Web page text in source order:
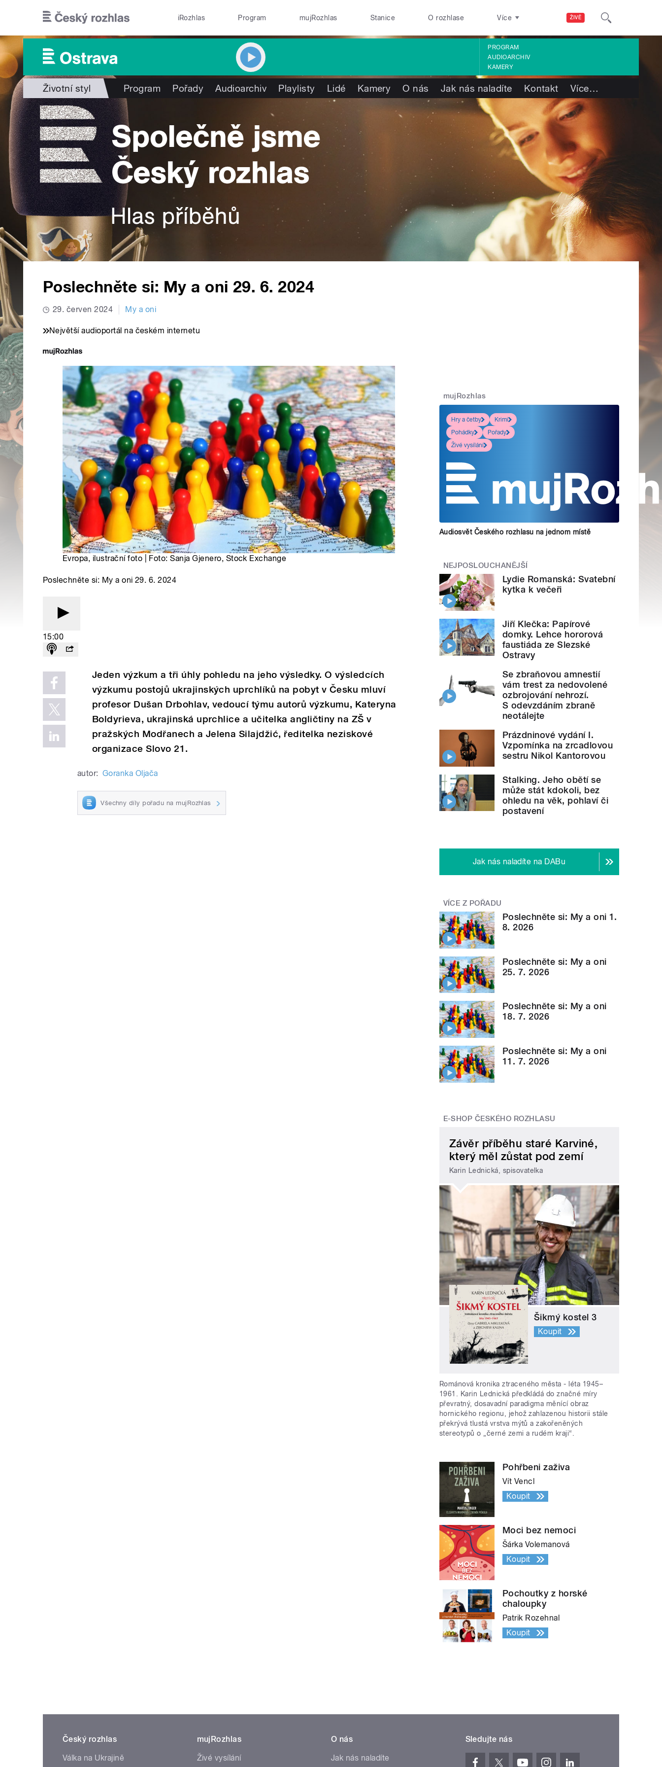
ŽIVĚ
iRozhlas Program mujRozhlas Stanice O rozhlase Více
PROGRAM
AUDIOARCHIV
KAMERY
Životní styl Program Pořady Audioarchiv Playlisty Lidé Kamery O nás Jak nás naladíte Kontakt Více…
Poslechněte si: My a oni 29. 6. 2024
29. červen 2024 My a oni
Největší audioportál na českém internetu
Evropa, ilustrační foto | Foto: Sanja Gjenero, Stock Exchange
Poslechněte si: My a oni 29. 6. 2024
15:00
Jeden výzkum a tři úhly pohledu na jeho výsledky. O výsledcích
výzkumu postojů ukrajinských uprchlíků na pobyt v Česku mluví
profesor Dušan Drbohlav, vedoucí týmu autorů výzkumu, Kateryna
Boldyrieva, ukrajinská uprchlice a učitelka angličtiny na ZŠ v
pražských Modřanech a Jelena Silajdžić, ředitelka neziskové
organizace Slovo 21.
autor: Goranka Oljača
Všechny díly pořadu na mujRozhlas
mujRozhlas
Hry a četby
Krimi
Pohádky
Pořady
Živé vysílání
Audiosvět Českého rozhlasu na jednom místě
NEJPOSLOUCHANĚJŠÍ
Lydie Romanská: Svatební
kytka k večeři
Jiří Klečka: Papírové
domky. Lehce hororová
faustiáda ze Slezské
Ostravy
Se zbraňovou amnestií
vám trest za nedovolené
ozbrojování nehrozí.
S odevzdáním zbraně
neotálejte
Prázdninové vydání I.
Vzpomínka na zrcadlovou
sestru Nikol Kantorovou
Stalking. Jeho obětí se
může stát kdokoli, bez
ohledu na věk, pohlaví či
postavení
Jak nás naladíte na DABu
VÍCE Z POŘADU
Poslechněte si: My a oni 1.
8. 2026
Poslechněte si: My a oni
25. 7. 2026
Poslechněte si: My a oni
18. 7. 2026
Poslechněte si: My a oni
11. 7. 2026
E-SHOP ČESKÉHO ROZHLASU
Závěr příběhu staré Karviné,
který měl zůstat pod zemí
Karin Lednická, spisovatelka
Šikmý kostel 3
Koupit
Románová kronika ztraceného města - léta 1945–
1961. Karin Lednická předkládá do značné míry
převratný, dosavadní paradigma měnící obraz
hornického regionu, jehož zahlazenou historii stále
překrývá tlustá vrstva mýtů a zakořeněných
stereotypů o „černé zemi a rudém kraji“.
Pohřbeni zaživa
Vít Vencl
Koupit
Moci bez nemoci
Šárka Volemanová
Koupit
Pochoutky z horské
chaloupky
Patrik Rozehnal
Koupit
Český rozhlas
Válka na Ukrajině
mujRozhlas
Živé vysílání
O nás
Jak nás naladíte
Sledujte nás